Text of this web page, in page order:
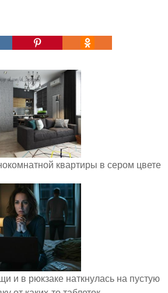
квартиры в сером цвете
и в рюкзаке наткнулась на пустую